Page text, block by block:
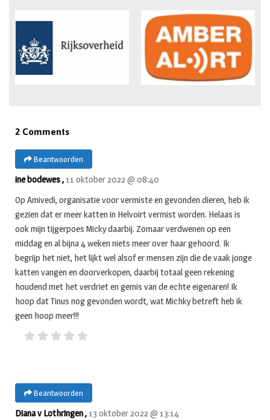
2 Comments
Beantwoorden
ine bodewes , 11 oktober 2022 @ 08:40
Op Amivedi, organisatie voor vermiste en gevonden dieren, heb ik
gezien dat er meer katten in Helvoirt vermist worden. Helaas is
ook mijn tijgerpoes Micky daarbij. Zomaar verdwenen op een
middag en al bijna 4 weken niets meer over haar gehoord. Ik
begrijp het niet, het lijkt wel alsof er mensen zijn die de vaak jonge
katten vangen en doorverkopen, daarbij totaal geen rekening
houdend met het verdriet en gemis van de echte eigenaren! Ik
hoop dat Tinus nog gevonden wordt, wat Michky betreft heb ik
geen hoop meer!!!
Beantwoorden
Diana v Lothringen , 13 oktober 2022 @ 13:14